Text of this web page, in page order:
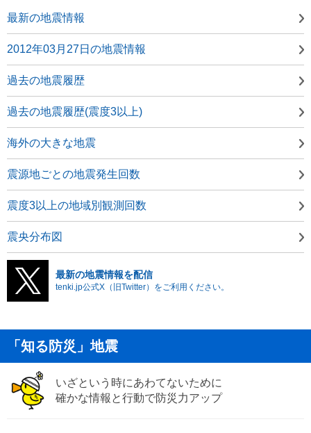
最新の地震情報
2012年03月27日の地震情報
過去の地震履歴
過去の地震履歴(震度3以上)
海外の大きな地震
震源地ごとの地震発生回数
震度3以上の地域別観測回数
震央分布図
最新の地震情報を配信
tenki.jp公式X（旧Twitter）をご利用ください。
「知る防災」地震
いざという時にあわてないために
確かな情報と行動で防災力アップ